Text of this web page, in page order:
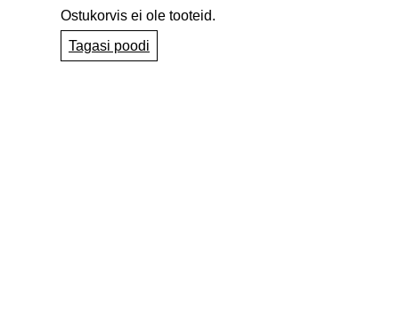
Ostukorvis ei ole tooteid.
Tagasi poodi